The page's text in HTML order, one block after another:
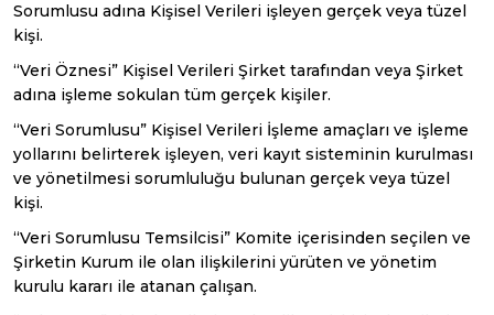
Sorumlusu adına Kişisel Verileri işleyen gerçek veya tüzel
kişi.
“Veri Öznesi” Kişisel Verileri Şirket tarafından veya Şirket
adına işleme sokulan tüm gerçek kişiler.
“Veri Sorumlusu” Kişisel Verileri İşleme amaçları ve işleme
yollarını belirterek işleyen, veri kayıt sisteminin kurulması
ve yönetilmesi sorumluluğu bulunan gerçek veya tüzel
kişi.
“Veri Sorumlusu Temsilcisi” Komite içerisinden seçilen ve
Şirketin Kurum ile olan ilişkilerini yürüten ve yönetim
kurulu kararı ile atanan çalışan.